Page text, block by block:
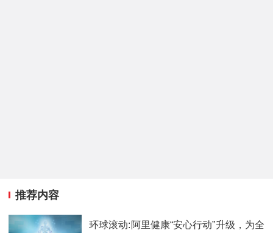
推荐内容
环球滚动:阿里健康“安心行动”升级，为全